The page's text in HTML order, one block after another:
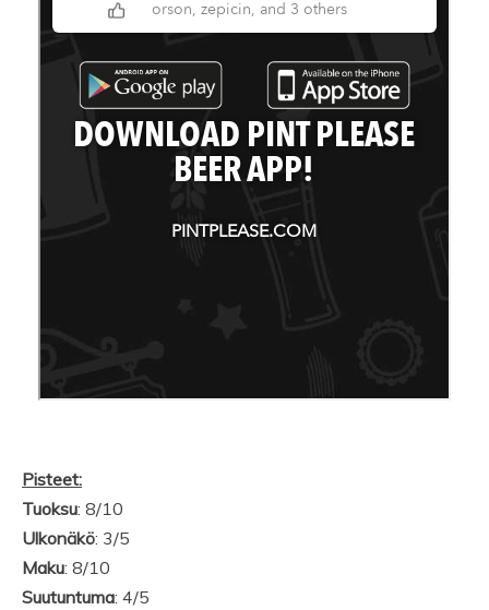
Pisteet:
Tuoksu: 8/10
Ulkonäkö: 3/5
Maku: 8/10
Suutuntuma: 4/5